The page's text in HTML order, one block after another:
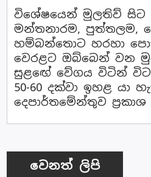
විශේෂයෙන් මුලතිව්
මන්තනාරම, පුත්තලම,
හම්බන්තොට හරහා
වෙරළට ඔබ්බෙන් වන
සුළඟේ වේගය විටින්
50-60 දක්වා ඉහළ යා
දෙපාර්තමේන්තුව
වෙනත් ලිපි